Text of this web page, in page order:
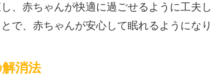
、赤ちゃんが快適に過ごせるように工夫
で、赤ちゃんが安心して眠れるようになり
消法